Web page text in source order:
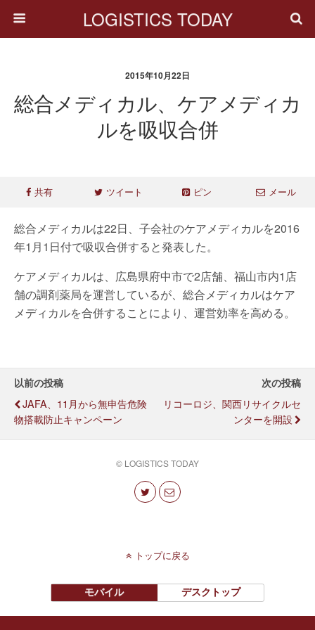
LOGISTICS TODAY
2015年10月22日
総合メディカル、ケアメディカ
ルを吸収合併
共有 ツイート ピン メール
総合メディカルは22日、子会社のケアメディカルを2016
年1月1日付で吸収合併すると発表した。
ケアメディカルは、広島県府中市で2店舗、福山市内1店
舗の調剤薬局を運営しているが、総合メディカルはケア
メディカルを合併することにより、運営効率を高める。
以前の投稿
JAFA、11月から無申告危険
物搭載防止キャンペーン
次の投稿
リコーロジ、関西リサイクルセ
ンターを開設
© LOGISTICS TODAY
トップに戻る
モバイル デスクトップ